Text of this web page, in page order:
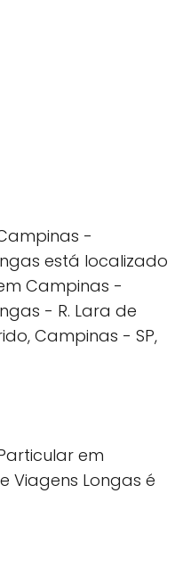
-
está localizado
Campinas -
- R. Lara de
Campinas - SP,
em
Viagens Longas é